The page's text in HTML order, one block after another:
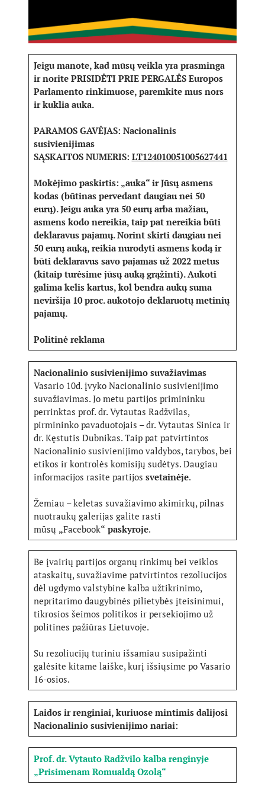
Jeigu manote, kad mūsų veikla yra prasminga
ir norite PRISIDĖTI PRIE PERGALĖS Europos
Parlamento rinkimuose, paremkite mus nors
ir kuklia auka.
PARAMOS GAVĖJAS: Nacionalinis
susivienijimas
SĄSKAITOS NUMERIS: LT124010051005627441
Mokėjimo paskirtis: „auka“ ir Jūsų asmens
kodas (būtinas pervedant daugiau nei 50
eurų). Jeigu auka yra 50 eurų arba mažiau,
asmens kodo nereikia, taip pat nereikia būti
deklaravus pajamų. Norint skirti daugiau nei
50 eurų auką, reikia nurodyti asmens kodą ir
būti deklaravus savo pajamas už 2022 metus
(kitaip turėsime jūsų auką grąžinti). Aukoti
galima kelis kartus, kol bendra aukų suma
neviršija 10 proc. aukotojo deklaruotų metinių
pajamų.
Politinė reklama
Nacionalinio susivienijimo suvažiavimas
Vasario 10d. įvyko Nacionalinio susivienijimo
suvažiavimas. Jo metu partijos primininku
perrinktas prof. dr. Vytautas Radžvilas,
pirmininko pavaduotojais – dr. Vytautas Sinica ir
dr. Kęstutis Dubnikas. Taip pat patvirtintos
Nacionalinio susivienijimo valdybos, tarybos, bei
etikos ir kontrolės komisijų sudėtys. Daugiau
informacijos rasite partijos svetainėje.
Žemiau – keletas suvažiavimo akimirkų, pilnas
nuotraukų galerijas galite rasti
mūsų „Facebook“ paskyroje.
Be įvairių partijos organų rinkimų bei veiklos
ataskaitų, suvažiavime patvirtintos rezoliucijos
dėl ugdymo valstybine kalba užtikrinimo,
nepritarimo daugybinės pilietybės įteisinimui,
tikrosios šeimos politikos ir persekiojimo už
politines pažiūras Lietuvoje.
Su rezoliucijų turiniu išsamiau susipažinti
galėsite kitame laiške, kurį išsiųsime po Vasario
16-osios.
Laidos ir renginiai, kuriuose mintimis dalijosi
Nacionalinio susivienijimo nariai:
Prof. dr. Vytauto Radžvilo kalba renginyje
„Prisimenam Romualdą Ozolą“